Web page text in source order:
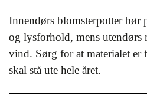
Innendørs blomsterpotter bør
og lysforhold, mens utendørs
vind. Sørg for at materialet er
skal stå ute hele året.